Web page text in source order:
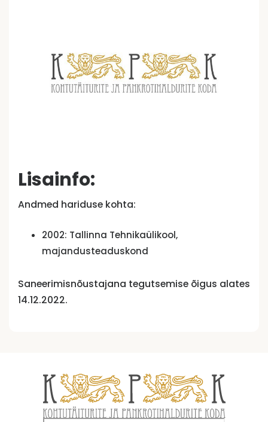
Lisainfo:
Andmed hariduse kohta:
2002: Tallinna Tehnikaülikool,
majandusteaduskond
Saneerimisnõustajana tegutsemise õigus alates
14.12.2022.